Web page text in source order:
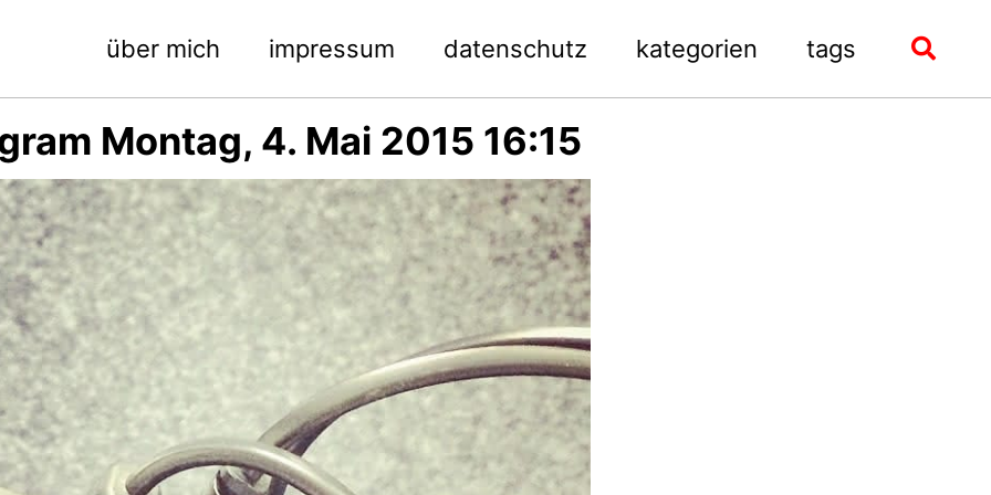
über mich impressum datenschutz kategorien tags
Toggle
Montag, 4. Mai 2015 16:15